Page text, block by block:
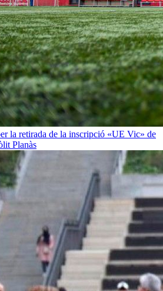
la retirada de la inscripció «UE Vic» de
Planàs